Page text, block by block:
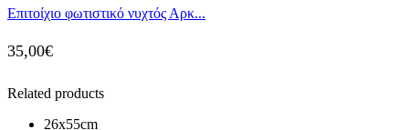
Επιτοίχιο φωτιστικό νυχτός Αρκ...
35,00€
Related products
26x55cm